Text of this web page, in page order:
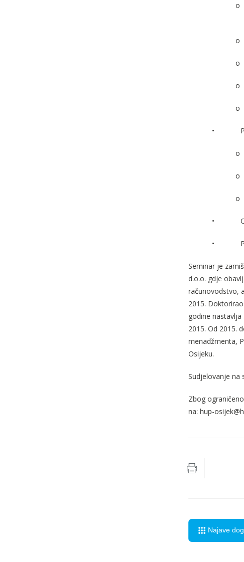
o
o
o
o
o
•
o
o
o
•
•
Seminar je
d.o.o. gdje
računovodstvo,
2015.
godine
2015. Od 2015.
menadžmenta,
Osijeku.
Sudjelovanje na
Zbog
na: hup-
Najave